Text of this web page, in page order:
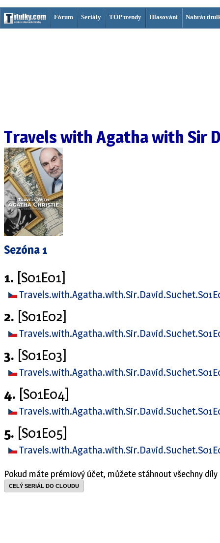
Fórum Seriály TOP trendy Hlasování Nahrát
Travels with Agatha with Sir
Sezóna 1
1. [S01E01]
2. [S01E02]
3. [S01E03]
4. [S01E04]
5. [S01E05]
Pokud máte prémiový účet, můžete stáhnout všechny díly
CELÝ SERIÁL DO CLOUDU